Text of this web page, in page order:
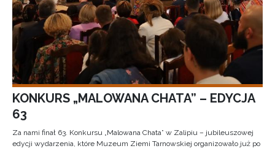
KONKURS „MALOWANA CHATA” – EDYCJA
63
Za nami finał 63. Konkursu „Malowana Chata” w Zalipiu – jubileuszowej
edycji wydarzenia, które Muzeum Ziemi Tarnowskiej organizowało już po